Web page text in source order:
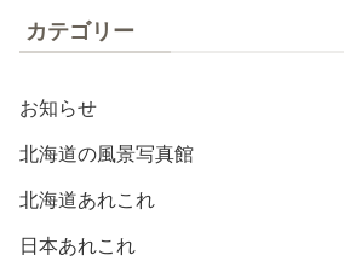
カテゴリー
お知らせ
北海道の風景写真館
北海道あれこれ
日本あれこれ